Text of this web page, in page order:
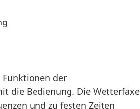
der
die Bedienung. Die Wetterfaxe
und zu festen Zeiten